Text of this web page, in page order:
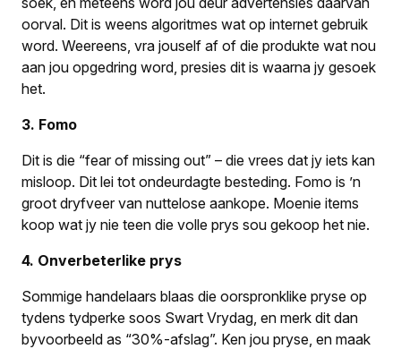
oorval. Dit is weens algoritmes wat op internet gebruik
word. Weereens, vra jouself af of die produkte wat nou
aan jou opgedring word, presies dit is waarna jy gesoek
het.
3. Fomo
Dit is die “fear of missing out” – die vrees dat jy iets kan
misloop. Dit lei tot ondeurdagte besteding. Fomo is ’n
groot dryfveer van nuttelose aankope. Moenie items
koop wat jy nie teen die volle prys sou gekoop het nie.
4. Onverbeterlike prys
Sommige handelaars blaas die oorspronklike pryse op
tydens tydperke soos Swart Vrydag, en merk dit dan
byvoorbeeld as “30%-afslag”. Ken jou pryse, en maak